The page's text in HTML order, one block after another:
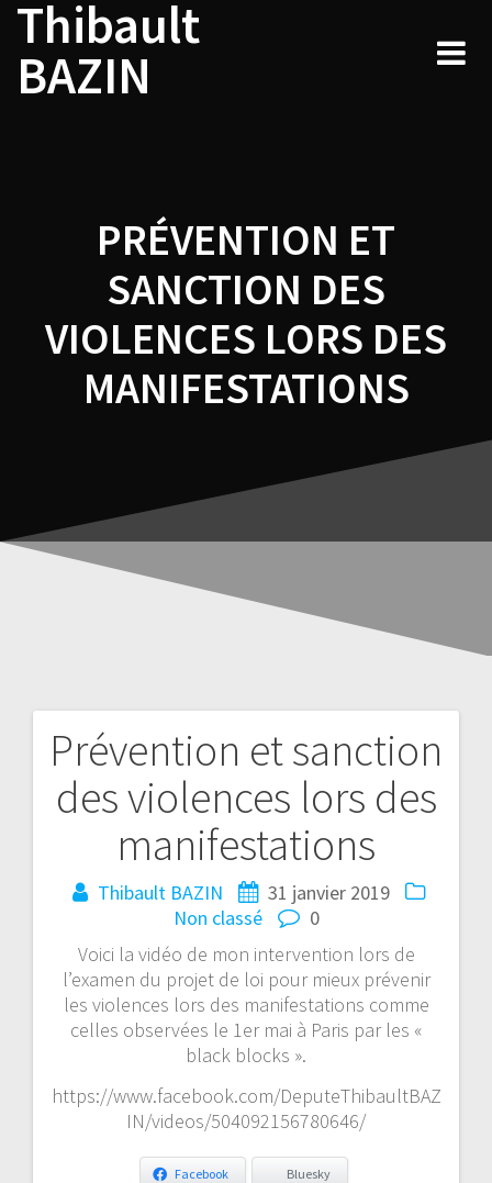
Skip
content
Thibault
BAZIN
PRÉVENTION ET
SANCTION DES
VIOLENCES LORS DES
MANIFESTATIONS
Prévention et sanction
des violences lors des
manifestations
Thibault BAZIN
31 janvier 2019
Non classé
0
Voici la vidéo de mon intervention lors de
l’examen du projet de loi pour mieux prévenir
les violences lors des manifestations comme
celles observées le 1er mai à Paris par les «
black blocks ».
https://www.facebook.com/DeputeThibaultBAZ
IN/videos/504092156780646/
Facebook Bluesky
Navigation
de